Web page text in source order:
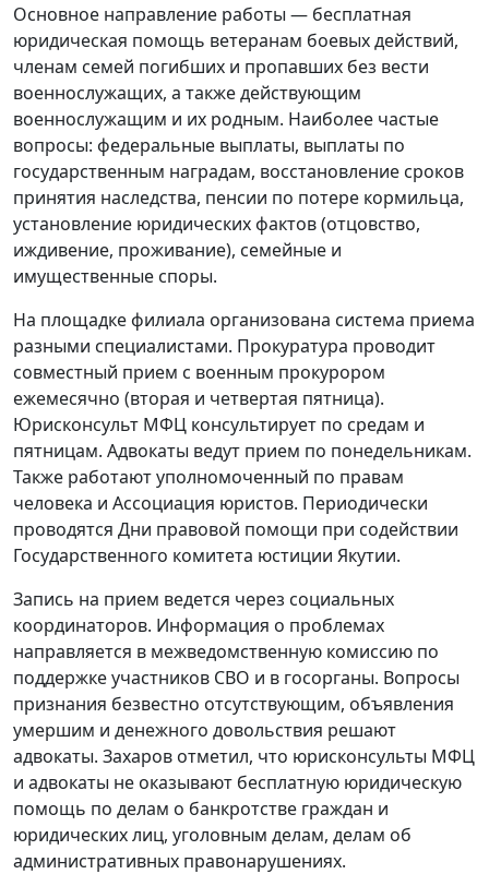
Основное направление работы — бесплатная
юридическая помощь ветеранам боевых действий,
членам семей погибших и пропавших без вести
военнослужащих, а также действующим
военнослужащим и их родным. Наиболее частые
вопросы: федеральные выплаты, выплаты по
государственным наградам, восстановление сроков
принятия наследства, пенсии по потере кормильца,
установление юридических фактов (отцовство,
иждивение, проживание), семейные и
имущественные споры.
На площадке филиала организована система приема
разными специалистами. Прокуратура проводит
совместный прием с военным прокурором
ежемесячно (вторая и четвертая пятница).
Юрисконсульт МФЦ консультирует по средам и
пятницам. Адвокаты ведут прием по понедельникам.
Также работают уполномоченный по правам
человека и Ассоциация юристов. Периодически
проводятся Дни правовой помощи при содействии
Государственного комитета юстиции Якутии.
Запись на прием ведется через социальных
координаторов. Информация о проблемах
направляется в межведомственную комиссию по
поддержке участников СВО и в госорганы. Вопросы
признания безвестно отсутствующим, объявления
умершим и денежного довольствия решают
адвокаты. Захаров отметил, что юрисконсульты МФЦ
и адвокаты не оказывают бесплатную юридическую
помощь по делам о банкротстве граждан и
юридических лиц, уголовным делам, делам об
административных правонарушениях.